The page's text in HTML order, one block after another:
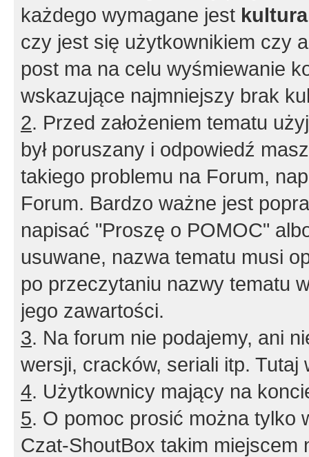
każdego wymagane jest
czy jest się użytkownikiem czy
post ma na celu wyśmiewanie
wskazujące najmniejszy brak
2. Przed założeniem tematu
był poruszany i odpowiedź
takiego problemu na Forum,
Forum. Bardzo ważne jest
napisać "Proszę o POMOC"
usuwane, nazwa tematu musi
po przeczytaniu nazwy tematu
jego zawartości.
3. Na forum nie podajemy, ani
wersji, cracków, seriali itp. Tutaj
4. Użytkownicy mający na
5. O pomoc prosić można tylko
Czat-ShoutBox takim miejscem